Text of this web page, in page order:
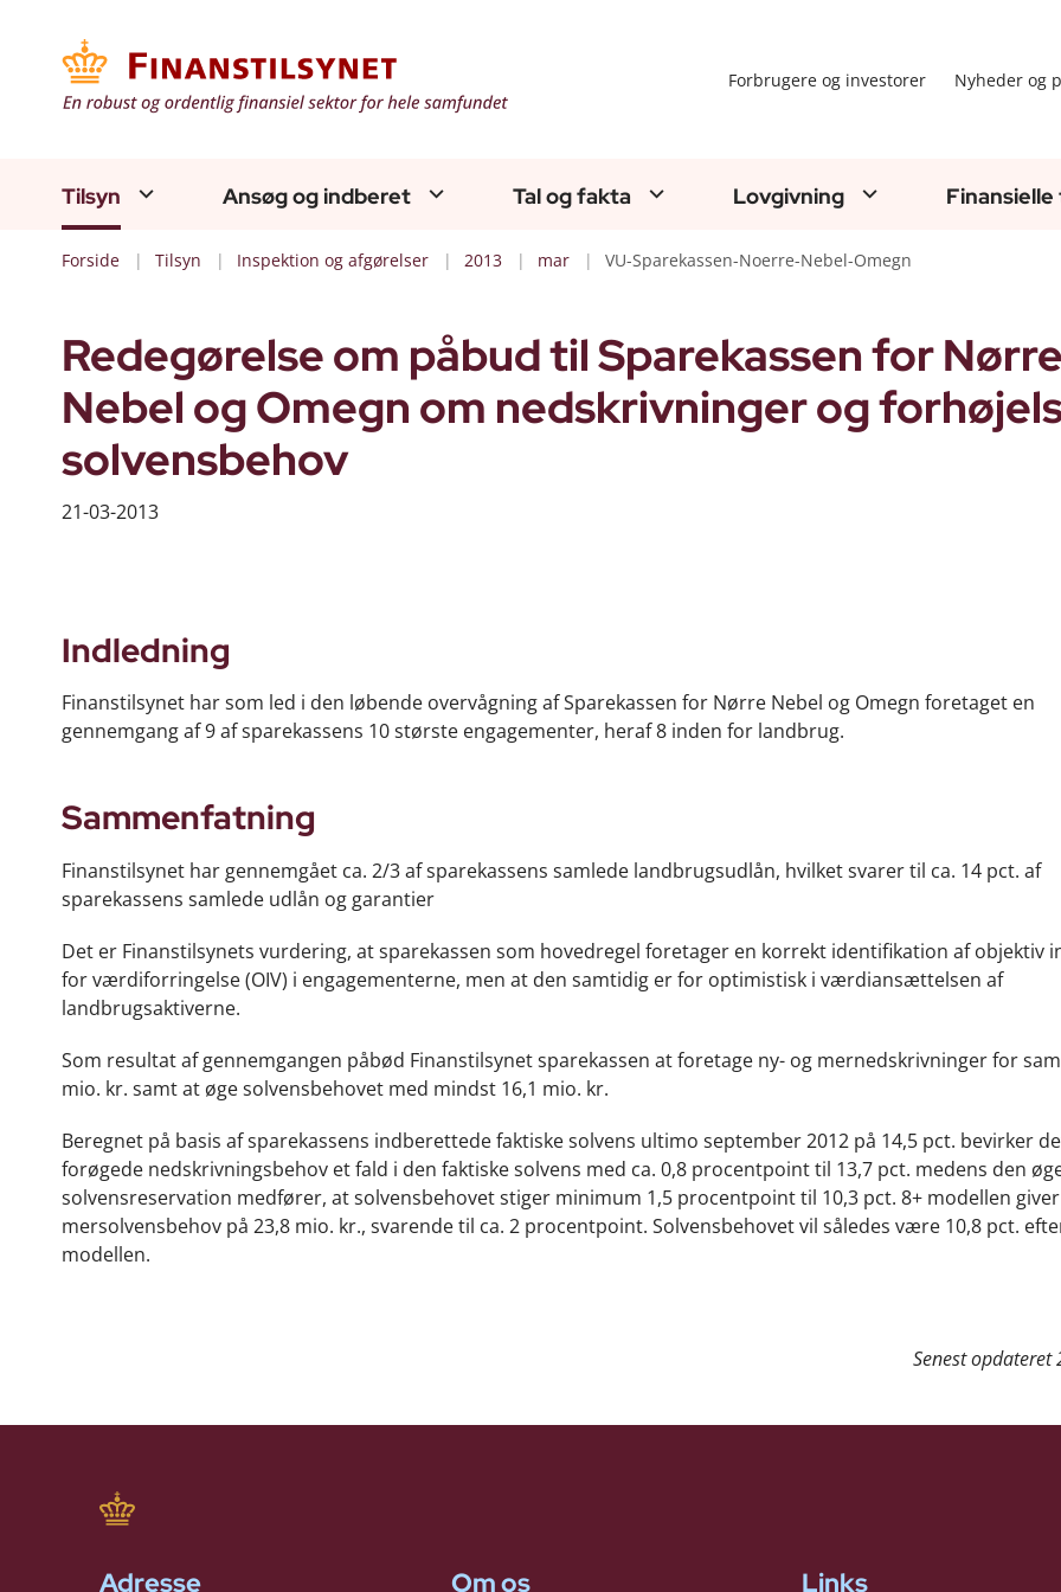
Forbrugere og investorer Nyheder og
Tilsyn Ansøg og indberet Tal og fakta Lovgivning
Forside Tilsyn Inspektion og afgørelser 2013 mar VU-Sparekassen-Noerre-Nebel-Omegn
Redegørelse om påbud til Sparekassen for Nørre
Nebel og Omegn om nedskrivninger og
solvensbehov
21-03-2013
Indledning
Finanstilsynet har som led i den løbende overvågning af Sparekassen for Nørre Nebel og Omegn foretaget en
gennemgang af 9 af sparekassens 10 største engagementer, heraf 8 inden for landbrug.
Sammenfatning
Finanstilsynet har gennemgået ca. 2/3 af sparekassens samlede landbrugsudlån, hvilket svarer til ca. 14 pct. af
sparekassens samlede udlån og garantier
Det er Finanstilsynets vurdering, at sparekassen som hovedregel foretager en korrekt identifikation af objektiv
for værdiforringelse (OIV) i engagementerne, men at den samtidig er for optimistisk i værdiansættelsen af
landbrugsaktiverne.
Som resultat af gennemgangen påbød Finanstilsynet sparekassen at foretage ny- og mernedskrivninger for
mio. kr. samt at øge solvensbehovet med mindst 16,1 mio. kr.
Beregnet på basis af sparekassens indberettede faktiske solvens ultimo september 2012 på 14,5 pct. bevirker
forøgede nedskrivningsbehov et fald i den faktiske solvens med ca. 0,8 procentpoint til 13,7 pct. medens den
solvensreservation medfører, at solvensbehovet stiger minimum 1,5 procentpoint til 10,3 pct. 8+ modellen
mersolvensbehov på 23,8 mio. kr., svarende til ca. 2 procentpoint. Solvensbehovet vil således være 10,8 pct.
modellen.
Senest opdateret
Adresse Om os Links